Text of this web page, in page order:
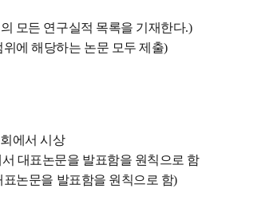
모든 연구실적 목록을 기재한다.)
에 해당하는 논문 모두 제출)
에서 시상
대표논문을 발표함을 원칙으로 함
논문을 발표함을 원칙으로 함)